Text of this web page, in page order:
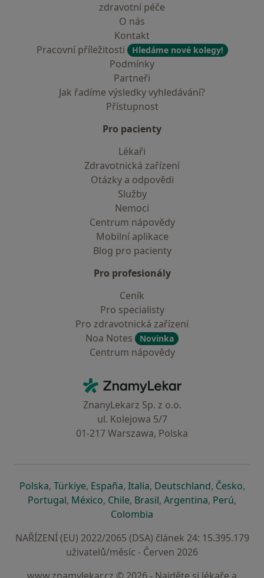
zdravotní péče
O nás
Kontakt
Pracovní příležitosti
Hledáme nové kolegy!
Podmínky
Partneři
Jak řadíme výsledky vyhledávání?
Přístupnost
Pro pacienty
Lékaři
Zdravotnická zařízení
Otázky a odpovědi
Služby
Nemoci
Centrum nápovědy
Mobilní aplikace
Blog pro pacienty
Pro profesionály
Ceník
Pro specialisty
Pro zdravotnická zařízení
Noa Notes
Novinka
Centrum nápovědy
ZnamyLekar - Hlavní stránka
ZnanyLekarz Sp. z o.o.
ul. Kolejowa 5/7
01-217 Warszawa, Polska
Polskase otevře v nové záložce
, Türkiyese otevře v nové záložce
, Españase otevře v nové záložce
, Italiase otevře v nové záložce
, Deutschlandse otevře v
, Českose
,
Portugalse otevře v nové záložce
, Méxicose otevře v nové záložce
, Chilese otevře v nové záložce
, Brasilse otevře v nové
, Argentinase otevře v
, Perúse
,
Colombia
NAŘÍZENÍ (EU) 2022/2065 (DSA) článek 24: 15.395.179
uživatelů/měsíc - Červen 2026